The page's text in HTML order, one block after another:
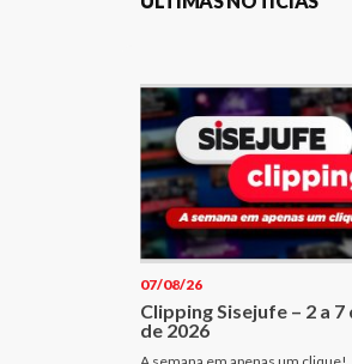
07/08/26
Clipping Sisejufe – 2 a
de 2026